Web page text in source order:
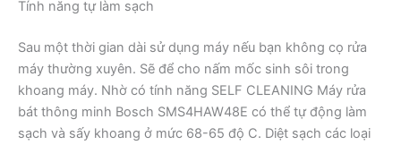
Tính năng tự làm sạch
Sau một thời gian dài sử dụng máy nếu bạn không cọ rửa
máy thường xuyên. Sẽ để cho nấm mốc sinh sôi trong
khoang máy. Nhờ có tính năng SELF CLEANING Máy rửa
bát thông minh Bosch SMS4HAW48E có thể tự động làm
sạch và sấy khoang ở mức 68-65 độ C. Diệt sạch các loại